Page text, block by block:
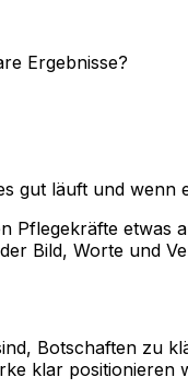
Ergebnisse?
gut läuft und wenn
etwas
Bild, Worte und
Botschaften zu
klar positionieren